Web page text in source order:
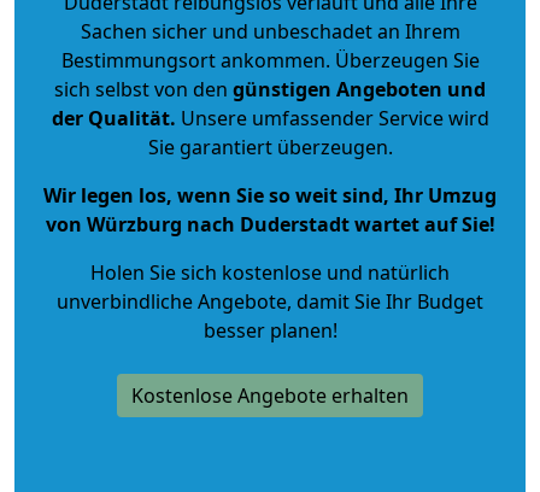
Sachen sicher und unbeschadet an Ihrem
Bestimmungsort ankommen. Überzeugen Sie
sich selbst von den günstigen Angeboten und
der Qualität. Unsere umfassender Service wird
Sie garantiert überzeugen.
Wir legen los, wenn Sie so weit sind, Ihr Umzug
von Würzburg nach Duderstadt wartet auf Sie!
Holen Sie sich kostenlose und natürlich
unverbindliche Angebote, damit Sie Ihr Budget
besser planen!
Kostenlose Angebote erhalten